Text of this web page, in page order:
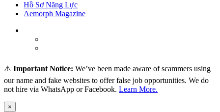
Hồ Sơ Năng Lực
Aemorph Magazine
⚠️ Important Notice: We’ve been made aware of scammers using
our name and fake websites to offer false job opportunities. We do
not hire via WhatsApp or Facebook. Learn More.
×